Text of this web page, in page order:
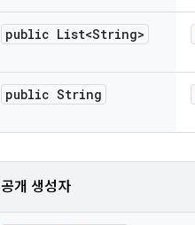
public List<String>
public String
공개 생성자